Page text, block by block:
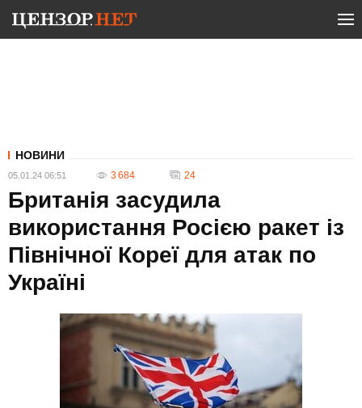
НОВИНИ
05.01.24 06:51 3 684 24
Британія засудила
використання Росією ракет із
Північної Кореї для атак по
Україні